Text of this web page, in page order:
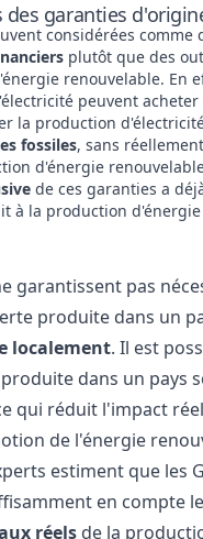
des garanties
considérées comme
plutôt que des
renouvelable. En
peuvent acheter
la production
fossiles, sans
d'énergie
de ces garanties a
à la production d'énergie
garantissent pas
produite dans un
localement. Il est
dans un pays
qui réduit l'impact
de l'énergie
estiment que les
en compte
réels de la